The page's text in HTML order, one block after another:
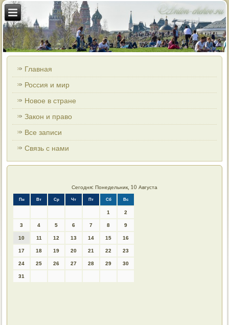
Главная
Россия и мир
Новое в стране
Закон и право
Все записи
Связь с нами
Сегодня: Понедельник, 10 Августа
Пн Вт Ср Чт Пт Сб Вс
1 2
3 4 5 6 7 8 9
10 11 12 13 14 15 16
17 18 19 20 21 22 23
24 25 26 27 28 29 30
31